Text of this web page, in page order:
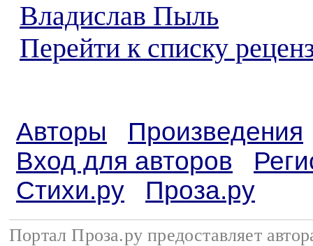
Владислав Пыль
Перейти к списку
Авторы
Произведения
Вход для авторов
Стихи.ру
Проза.ру
Портал Проза.ру предоставляет